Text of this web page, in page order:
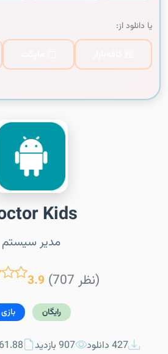
یا دانلود از:
Kids
مدیر سیستم
3.9 (707 نظر)
رایگان بازی
427 دانلود 907 بازدید 61.88 MB